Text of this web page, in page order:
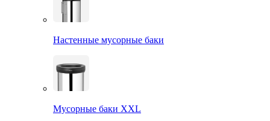
Настенные мусорные баки
Мусорные баки XXL